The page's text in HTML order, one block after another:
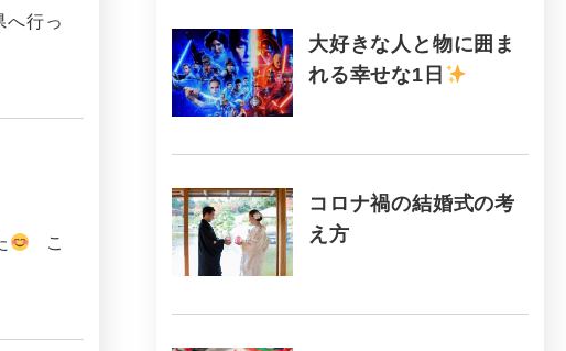
行っ
こ
大好きな人と物に囲ま
れる幸せな1日
コロナ禍の結婚式の考
え方